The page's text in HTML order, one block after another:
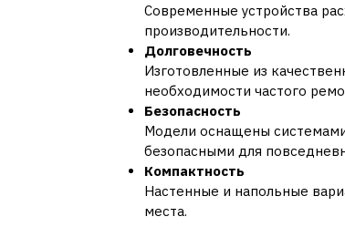
Современные устройства
производительности.
Долговечность
Изготовленные из
необходимости частого
Безопасность
Модели оснащены системами
безопасными для
Компактность
Настенные и напольные
места.